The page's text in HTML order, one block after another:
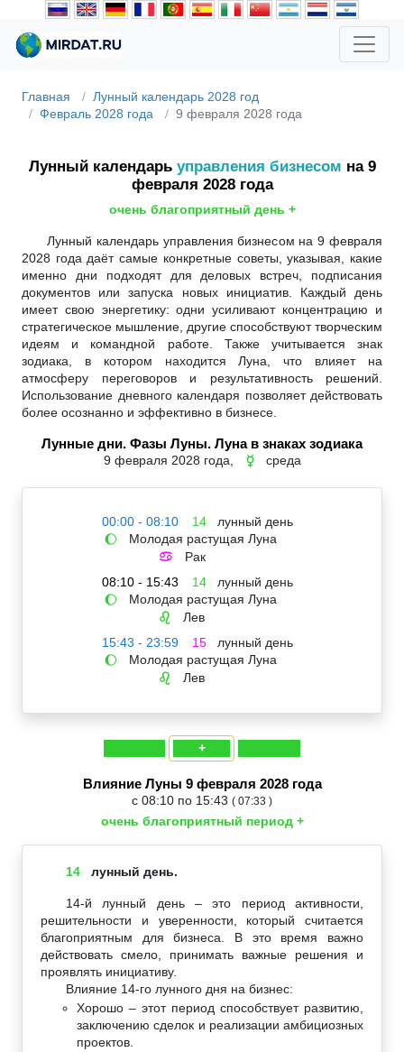
Главная
Лунный календарь 2028 год
Февраль 2028 года
9 февраля 2028 года
Лунный календарь управления бизнесом на 9
февраля 2028 года
очень благоприятный день +
Лунный календарь управления бизнесом на 9 февраля
2028 года даёт самые конкретные советы, указывая, какие
именно дни подходят для деловых встреч, подписания
документов или запуска новых инициатив. Каждый день
имеет свою энергетику: одни усиливают концентрацию и
стратегическое мышление, другие способствуют творческим
идеям и командной работе. Также учитывается знак
зодиака, в котором находится Луна, что влияет на
атмосферу переговоров и результативность решений.
Использование дневного календаря позволяет действовать
более осознанно и эффективно в бизнесе.
Лунные дни. Фазы Луны. Луна в знаках зодиака
9 февраля 2028 года, ☿ среда
00:00 - 08:10 14 лунный день
🌔 Молодая растущая Луна
♋
Рак
08:10 - 15:43
14 лунный день
🌔 Молодая растущая Луна
♌
Лев
15:43 - 23:59
15 лунный день
🌔 Молодая растущая Луна
♌ Лев
+
Влияние Луны 9 февраля 2028 года
с 08:10 по 15:43 ( 07:33 )
очень благоприятный период +
14 лунный день.
14-й лунный день – это период активности,
решительности и уверенности, который считается
благоприятным для бизнеса. В это время важно
действовать смело, принимать важные решения и
проявлять инициативу.
Влияние 14-го лунного дня на бизнес:
Хорошо – этот период способствует развитию,
заключению сделок и реализации амбициозных
проектов.